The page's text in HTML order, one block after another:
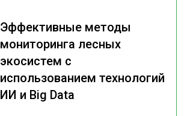
Эффективные методы
мониторинга лесных
экосистем с
использованием технологий
ИИ и Big Data